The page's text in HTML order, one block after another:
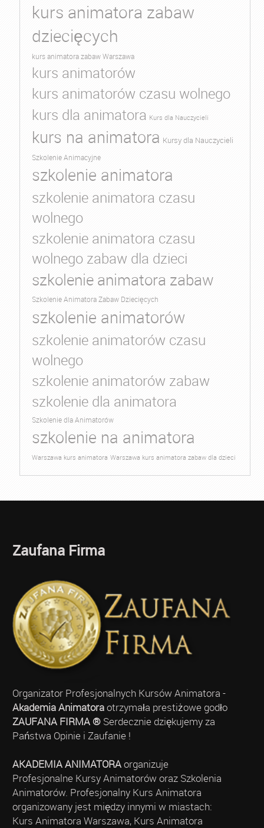
kurs animatora zabaw
dziecięcych
kurs animatora zabaw Warszawa
kurs animatorów
kurs animatorów czasu wolnego
kurs dla animatora Kurs dla Nauczycieli
kurs na animatora Kursy dla Nauczycieli
Szkolenie Animacyjne
szkolenie animatora
szkolenie animatora czasu
wolnego
szkolenie animatora czasu
wolnego zabaw dla dzieci
szkolenie animatora zabaw
Szkolenie Animatora Zabaw Dziecięcych
szkolenie animatorów
szkolenie animatorów czasu
wolnego
szkolenie animatorów zabaw
szkolenie dla animatora
Szkolenie dla Animatorów
szkolenie na animatora
Warszawa kurs animatora Warszawa kurs animatora zabaw dla dzieci
Zaufana Firma
Organizator Profesjonalnych Kursów Animatora -
Akademia Animatoraotrzymała prestiżowe godło
ZAUFANA FIRMA ®Serdecznie dziękujemy za
Państwa Opinie i Zaufanie !
AKADEMIA ANIMATORAorganizuje
Profesjonalne Kursy Animatorów oraz Szkolenia
Animatorów. Profesjonalny Kurs Animatora
organizowany jest między innymi w miastach:
Kurs Animatora Warszawa, Kurs Animatora